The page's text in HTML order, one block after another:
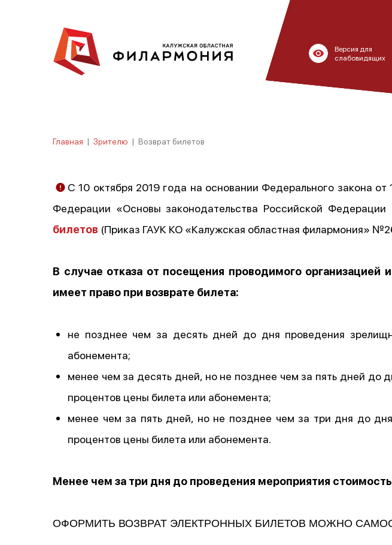
Версия для
слабовидящих
Главная | Зрителю | Возврат билетов
С 10 октября 2019 года на основании Федерального закона
Федерации «Основы законодательства Российской Федерации
билетов (Приказ ГАУК КО «Калужская областная филармония»
В случае отказа от посещения проводимого организацией
имеет право при возврате билета:
не позднее чем за десять дней до дня проведения
абонемента;
менее чем за десять дней, но не позднее чем за пять дней до
процентов цены билета или абонемента;
менее чем за пять дней, но не позднее чем за три дня до
процентов цены билета или абонемента.
Менее чем за три дня до проведения мероприятия
ОФОРМИТЬ ВОЗВРАТ ЭЛЕКТРОННЫХ БИЛЕТОВ МОЖНО